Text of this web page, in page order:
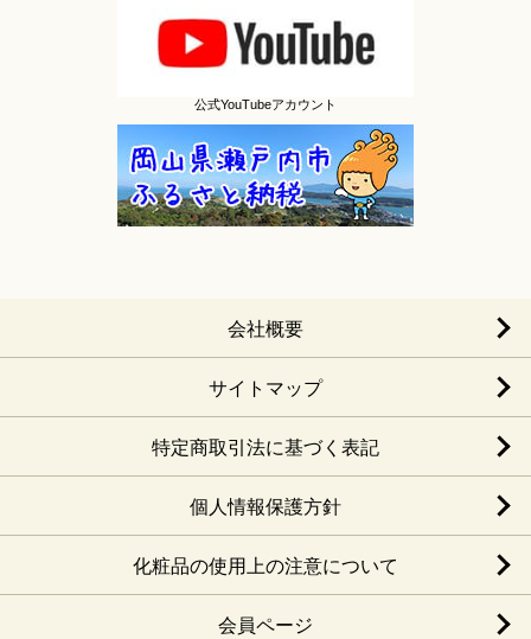
公式YouTubeアカウント
会社概要
サイトマップ
特定商取引法に基づく表記
個人情報保護方針
化粧品の使用上の注意について
会員ページ